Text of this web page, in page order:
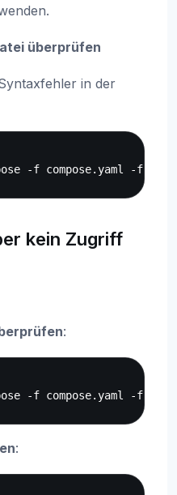
überprüfen
in der
kein Zugriff
:
: